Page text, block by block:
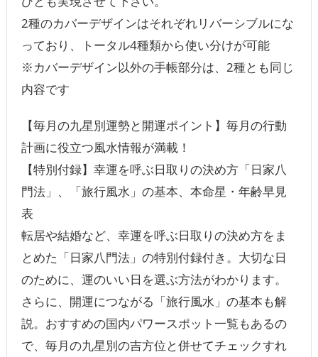
2種のカバーデザインはそれぞれリバーシブルにな
っており、トータル4種類から使い分けが可能
※カバーデザイン以外の手帳部分は、2種とも同じ
内容です
【毎月の九星別運勢と開運ポイント】毎月の行動
計画に役立つ風水情報が満載！
【特別付録】幸運を呼ぶ日取りの決め方「日家八
門法」、「旅行風水」の基本、本命星・年齢早見
表
転居や結婚など、幸運を呼ぶ日取りの決め方をま
とめた「日家八門法」の特別付録付き。大切な日
のために、運のいい日を選ぶ方法がわかります。
さらに、開運につながる「旅行風水」の基本も解
説。おすすめの国内パワースポット一覧もあるの
で、毎月の九星別の吉方位と併せてチェックすれ